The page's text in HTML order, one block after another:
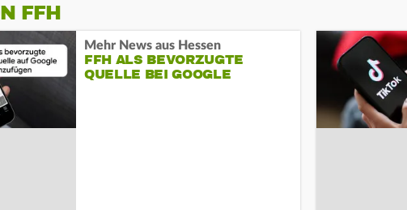
FFH
Mehr News aus Hessen
FFH ALS BEVORZUGTE
QUELLE BEI GOOGLE